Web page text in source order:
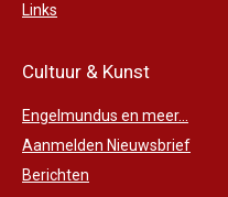
Links
Cultuur & Kunst
Engelmundus en meer...
Aanmelden Nieuwsbrief
Berichten